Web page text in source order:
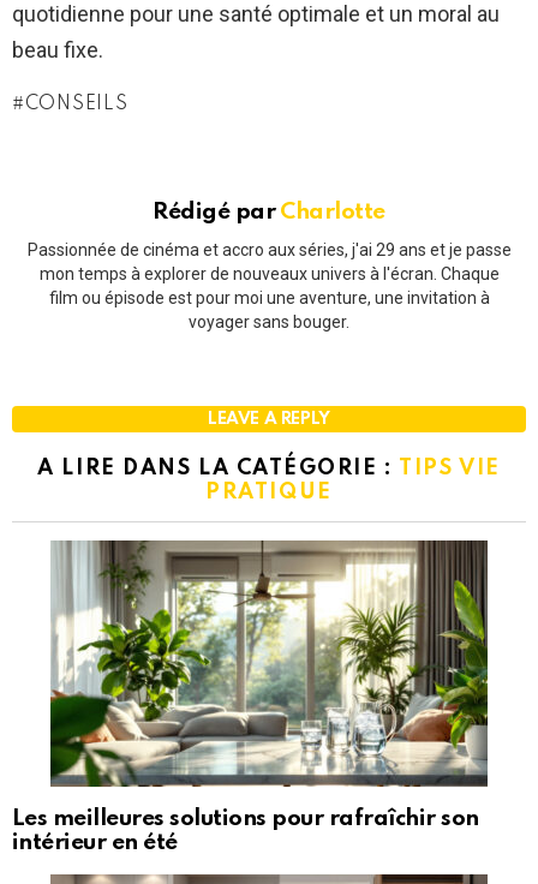
quotidienne pour une santé optimale et un moral au
beau fixe.
CONSEILS
Rédigé par Charlotte
Passionnée de cinéma et accro aux séries, j'ai 29 ans et je passe
mon temps à explorer de nouveaux univers à l'écran. Chaque
film ou épisode est pour moi une aventure, une invitation à
voyager sans bouger.
LEAVE A REPLY
A LIRE DANS LA CATÉGORIE : TIPS VIE
PRATIQUE
Les meilleures solutions pour rafraîchir son
intérieur en été